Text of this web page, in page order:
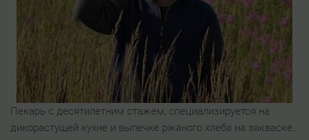
Пекарь с десятилетним стажем, специализируется на
дикорастущей кухне и выпечке ржаного хлеба на закваске.